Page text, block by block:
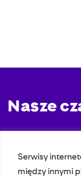
Serwisy
między innymi
Nasze